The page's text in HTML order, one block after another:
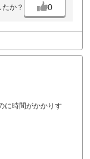
か？ 0
に時間がかかりす